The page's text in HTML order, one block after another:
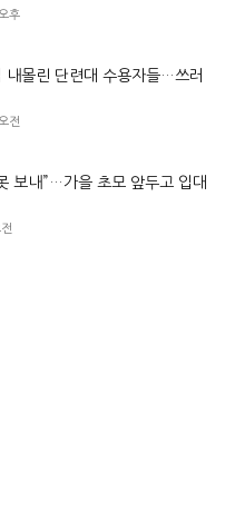
후
내몰린 단련대 수용자들…쓰러
전
보내”…가을 초모 앞두고 입대